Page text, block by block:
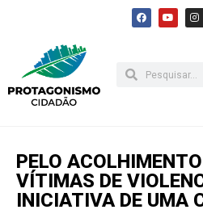
para
conteúdo
PELO
VÍTIMAS DE
INICIATIVA DE UMA